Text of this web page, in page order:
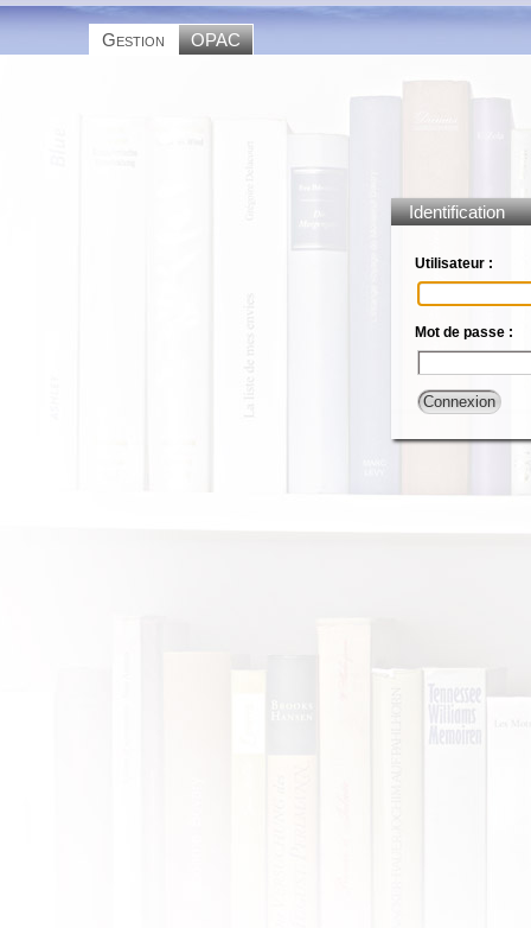
Gestion OPAC
Identification
Utilisateur :
Mot de passe :